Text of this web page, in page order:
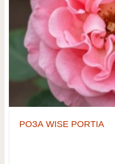
РОЗА WISE PORTIA